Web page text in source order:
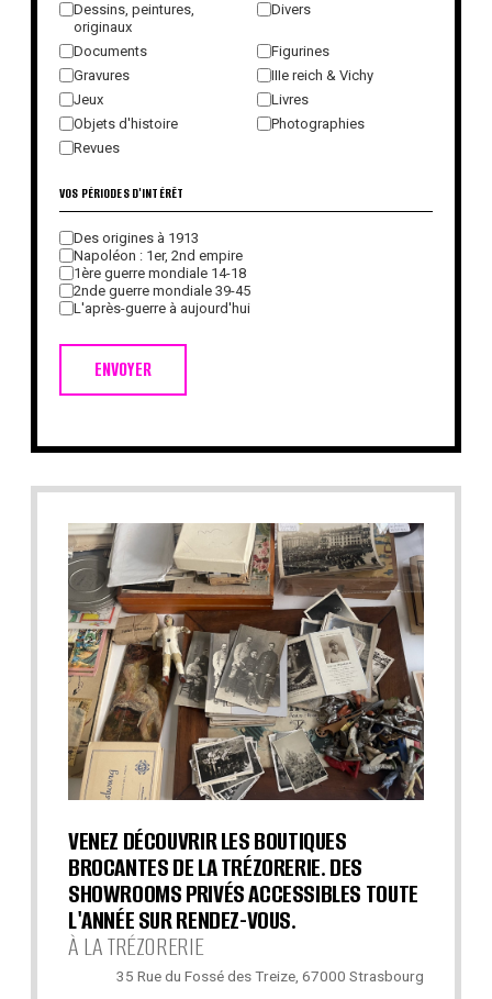
Dessins, peintures,
originaux
Divers
Documents
Figurines
Gravures
IIIe reich & Vichy
Jeux
Livres
Objets d'histoire
Photographies
Revues
ENVOYER
VOS PÉRIODES D'INTÉRÊT
Des origines à 1913
Napoléon : 1er, 2nd empire
1ère guerre mondiale 14-18
2nde guerre mondiale 39-45
L'après-guerre à aujourd'hui
VENEZ DÉCOUVRIR LES BOUTIQUES
BROCANTES DE LA TRÉZORERIE. DES
SHOWROOMS PRIVÉS ACCESSIBLES TOUTE
L'ANNÉE SUR RENDEZ-VOUS.
À LA TRÉZORERIE
35 Rue du Fossé des Treize, 67000 Strasbourg